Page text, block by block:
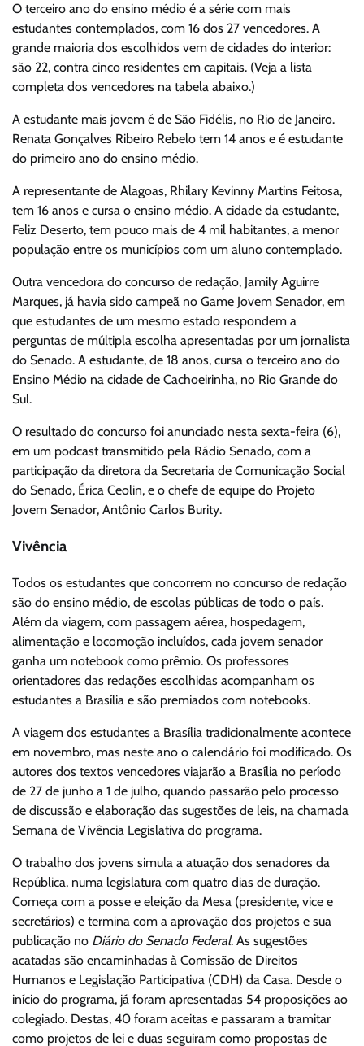
O terceiro ano do ensino médio é a série com mais
estudantes contemplados, com 16 dos 27 vencedores. A
grande maioria dos escolhidos vem de cidades do interior:
são 22, contra cinco residentes em capitais. (Veja a lista
completa dos vencedores na tabela abaixo.)
A estudante mais jovem é de São Fidélis, no Rio de Janeiro.
Renata Gonçalves Ribeiro Rebelo tem 14 anos e é estudante
do primeiro ano do ensino médio.
A representante de Alagoas, Rhilary Kevinny Martins Feitosa,
tem 16 anos e cursa o ensino médio. A cidade da estudante,
Feliz Deserto, tem pouco mais de 4 mil habitantes, a menor
população entre os municípios com um aluno contemplado.
Outra vencedora do concurso de redação, Jamily Aguirre
Marques, já havia sido campeã no Game Jovem Senador, em
que estudantes de um mesmo estado respondem a
perguntas de múltipla escolha apresentadas por um jornalista
do Senado. A estudante, de 18 anos, cursa o terceiro ano do
Ensino Médio na cidade de Cachoeirinha, no Rio Grande do
Sul.
O resultado do concurso foi anunciado nesta sexta-feira (6),
em um podcast transmitido pela Rádio Senado, com a
participação da diretora da Secretaria de Comunicação Social
do Senado, Érica Ceolin, e o chefe de equipe do Projeto
Jovem Senador, Antônio Carlos Burity.
Vivência
Todos os estudantes que concorrem no concurso de redação
são do ensino médio, de escolas públicas de todo o país.
Além da viagem, com passagem aérea, hospedagem,
alimentação e locomoção incluídos, cada jovem senador
ganha um notebook como prêmio. Os professores
orientadores das redações escolhidas acompanham os
estudantes a Brasília e são premiados com notebooks.
A viagem dos estudantes a Brasília tradicionalmente acontece
em novembro, mas neste ano o calendário foi modificado. Os
autores dos textos vencedores viajarão a Brasília no período
de 27 de junho a 1 de julho, quando passarão pelo processo
de discussão e elaboração das sugestões de leis, na chamada
Semana de Vivência Legislativa do programa.
O trabalho dos jovens simula a atuação dos senadores da
República, numa legislatura com quatro dias de duração.
Começa com a posse e eleição da Mesa (presidente, vice e
secretários) e termina com a aprovação dos projetos e sua
publicação no Diário do Senado Federal. As sugestões
acatadas são encaminhadas à Comissão de Direitos
Humanos e Legislação Participativa (CDH) da Casa. Desde o
início do programa, já foram apresentadas 54 proposições ao
colegiado. Destas, 40 foram aceitas e passaram a tramitar
como projetos de lei e duas seguiram como propostas de